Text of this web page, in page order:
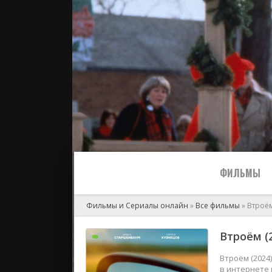
ФИЛЬМЫ
2024
Фильмы и Сериалы онлайн » Все фильмы »
Втроём
Втроём
в интернете